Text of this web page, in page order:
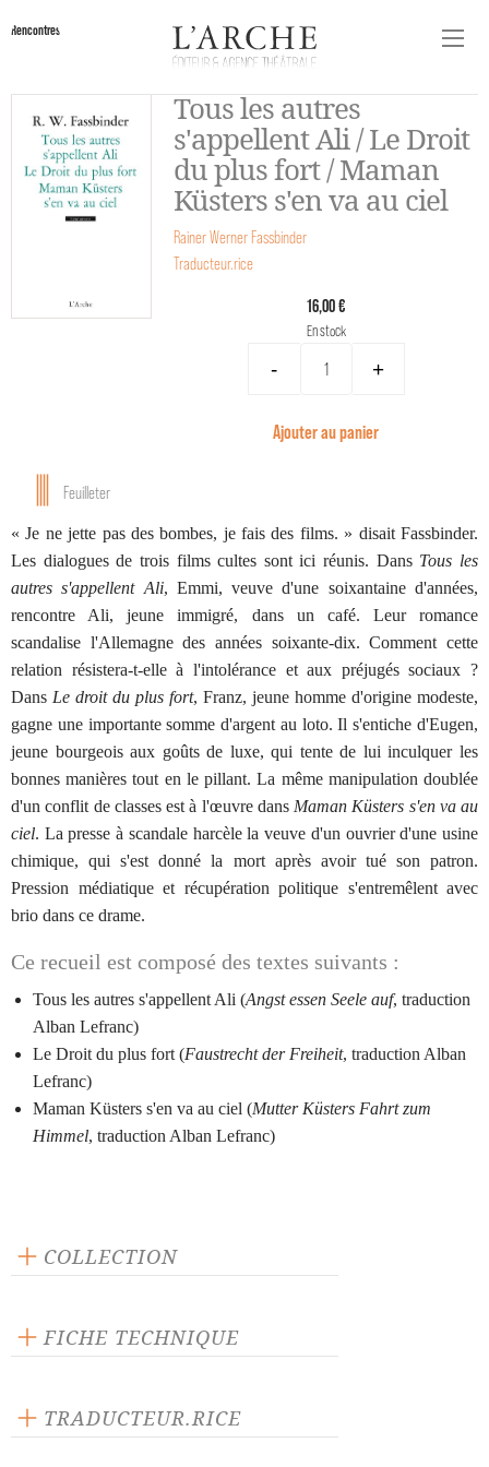
Rencontres
Tous les autres
s'appellent Ali / Le Droit
du plus fort / Maman
Küsters s'en va au ciel
Rainer Werner Fassbinder
Traducteur.rice
16,00 €
En stock
- +
Ajouter au panier
Feuilleter
« Je ne jette pas des bombes, je fais des films. » disait Fassbinder.
Les dialogues de trois films cultes sont ici réunis. Dans Tous les
autres s'appellent Ali, Emmi, veuve d'une soixantaine d'années,
rencontre Ali, jeune immigré, dans un café. Leur romance
scandalise l'Allemagne des années soixante-dix. Comment cette
relation résistera-t-elle à l'intolérance et aux préjugés sociaux ?
Dans Le droit du plus fort, Franz, jeune homme d'origine modeste,
gagne une importante somme d'argent au loto. Il s'entiche d'Eugen,
jeune bourgeois aux goûts de luxe, qui tente de lui inculquer les
bonnes manières tout en le pillant. La même manipulation doublée
d'un conflit de classes est à l'œuvre dans Maman Küsters s'en va au
ciel. La presse à scandale harcèle la veuve d'un ouvrier d'une usine
chimique, qui s'est donné la mort après avoir tué son patron.
Pression médiatique et récupération politique s'entremêlent avec
brio dans ce drame.
Ce recueil est composé des textes suivants :
Tous les autres s'appellent Ali (Angst essen Seele auf, traduction
Alban Lefranc)
Le Droit du plus fort (Faustrecht der Freiheit, traduction Alban
Lefranc)
Maman Küsters s'en va au ciel (Mutter Küsters Fahrt zum
Himmel, traduction Alban Lefranc)
COLLECTION
FICHE TECHNIQUE
160 pages
Prix : 16.00 €
TRADUCTEUR.RICE